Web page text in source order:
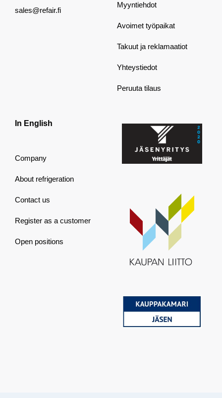
sales@refair.fi
Myyntiehdot
Avoimet työpaikat
Takuut ja reklamaatiot
Yhteystiedot
Peruuta tilaus
In English
Company
About refrigeration
Contact us
Register as a customer
Open positions